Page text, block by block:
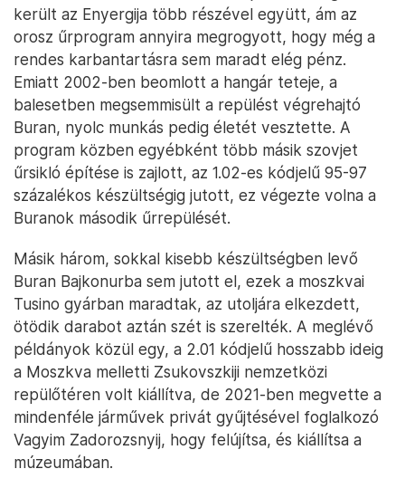
került az Enyergija több részével együtt, ám az
orosz űrprogram annyira megrogyott, hogy még a
rendes karbantartásra sem maradt elég pénz.
Emiatt 2002-ben beomlott a hangár teteje, a
balesetben megsemmisült a repülést végrehajtó
Buran, nyolc munkás pedig életét vesztette. A
program közben egyébként több másik szovjet
űrsikló építése is zajlott, az 1.02-es kódjelű 95-97
százalékos készültségig jutott, ez végezte volna a
Buranok második űrrepülését.
Másik három, sokkal kisebb készültségben levő
Buran Bajkonurba sem jutott el, ezek a moszkvai
Tusino gyárban maradtak, az utoljára elkezdett,
ötödik darabot aztán szét is szerelték. A meglévő
példányok közül egy, a 2.01 kódjelű hosszabb ideig
a Moszkva melletti Zsukovszkiji nemzetközi
repülőtéren volt kiállítva, de 2021-ben megvette a
mindenféle járművek privát gyűjtésével foglalkozó
Vagyim Zadorozsnyij, hogy felújítsa, és kiállítsa a
múzeumában.